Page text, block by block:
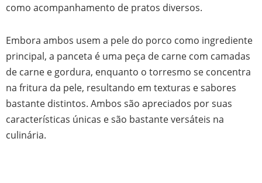
como acompanhamento de pratos diversos.
Embora ambos usem a pele do porco como ingrediente
principal, a panceta é uma peça de carne com camadas
de carne e gordura, enquanto o torresmo se concentra
na fritura da pele, resultando em texturas e sabores
bastante distintos. Ambos são apreciados por suas
características únicas e são bastante versáteis na
culinária.